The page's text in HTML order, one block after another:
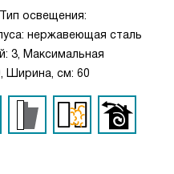
освещения:
нержавеющая сталь
3, Максимальная
Ширина, см: 60